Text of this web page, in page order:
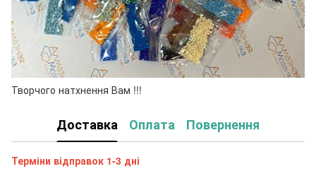
Творчого натхнення Вам !!!
Доставка Оплата Повернення
Терміни відправок 1-3 дні